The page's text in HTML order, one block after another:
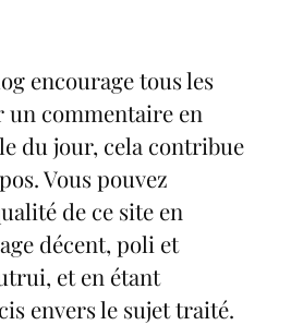
encourage tous les
un commentaire en
du jour, cela contribue
Vous pouvez
de ce site en
décent, poli et
et en étant
envers le sujet traité.